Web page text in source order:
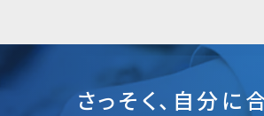
さっそく、自分に